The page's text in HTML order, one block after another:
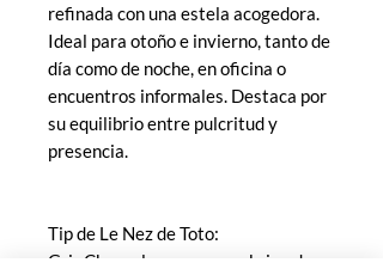
refinada con una estela acogedora.
Ideal para otoño e invierno, tanto de
día como de noche, en oficina o
encuentros informales. Destaca por
su equilibrio entre pulcritud y
presencia.
Tip de Le Nez de Toto:
Gris Charnel es como un abrigo de